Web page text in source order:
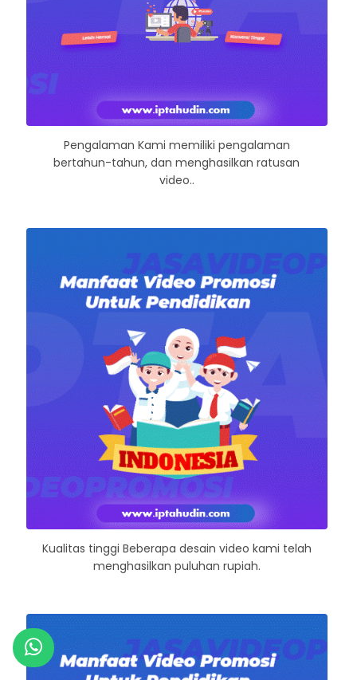
Pengalaman Kami memiliki pengalaman
bertahun-tahun, dan menghasilkan ratusan
video..
Kualitas tinggi Beberapa desain video kami telah
menghasilkan puluhan rupiah.